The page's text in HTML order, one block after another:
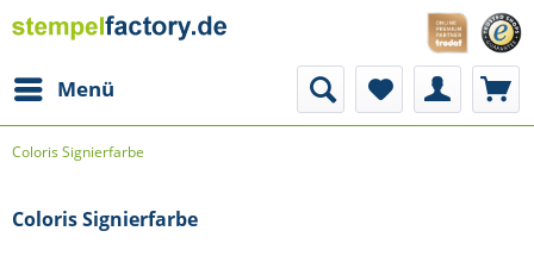
Menü
Coloris Signierfarbe
Coloris Signierfarbe